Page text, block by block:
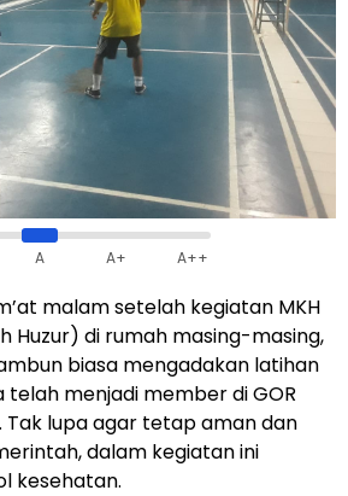
A A+ A++
malam setelah kegiatan MKH
Huzur) di rumah masing-masing,
biasa mengadakan latihan
telah menjadi member di GOR
Tak lupa agar tetap aman dan
dalam kegiatan ini
kesehatan.